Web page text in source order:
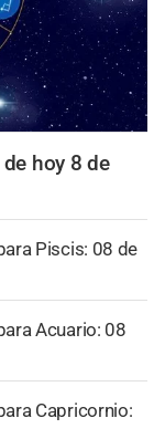
hoy 8 de
Piscis: 08 de
Acuario: 08
Capricornio: